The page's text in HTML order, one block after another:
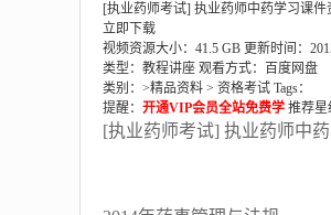
[执业药师考试] 执业药师中药学习课件
立即下载
视频资源大小：41.5 GB 更新时间：
类型：教程讲座 观看方式：百度网盘
类别：>精品资料 > 资格考试 Tags：
提醒： 开通VIP会员全站免费学 推荐星
[执业药师考试] 执业药师中